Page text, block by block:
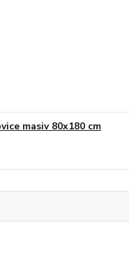
masiv 80x180 cm